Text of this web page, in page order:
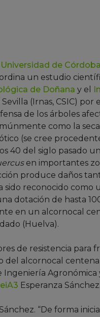
Universidad de Córdoba
un estudio
de Doñana y el
Sevilla (Irnas, CSIC)
de los árboles
como la
(se cree
40 del siglo pasado
en importantes
produce daños
reconocido como
dotación de hasta
en un alcornocal
(Huelva).
de resistencia para
del alcornocal
Agronómica
Esperanza Sánchez.
“De forma